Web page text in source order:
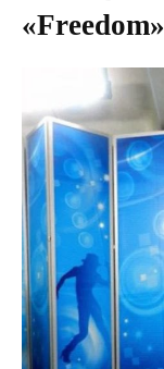
«Freedom»